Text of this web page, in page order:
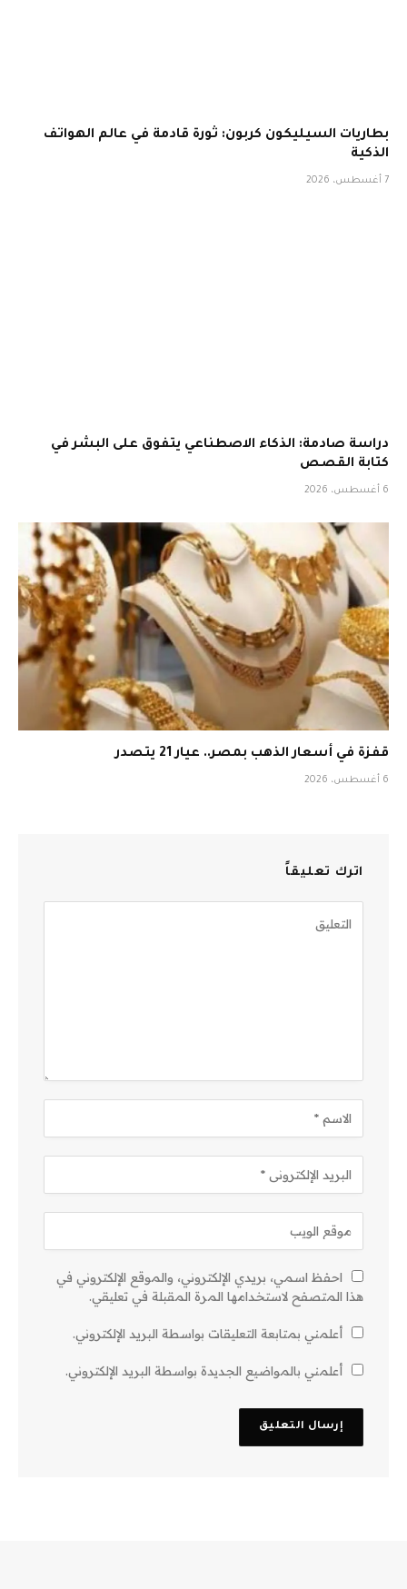
بطاريات السيليكون كربون: ثورة قادمة في عالم الهواتف
الذكية
7 أغسطس، 2026
دراسة صادمة: الذكاء الاصطناعي يتفوق على البشر في
كتابة القصص
6 أغسطس، 2026
قفزة في أسعار الذهب بمصر.. عيار 21 يتصدر
6 أغسطس، 2026
اترك تعليقاً
احفظ اسمي، بريدي الإلكتروني، والموقع الإلكتروني في
هذا المتصفح لاستخدامها المرة المقبلة في تعليقي.
أعلمني بمتابعة التعليقات بواسطة البريد الإلكتروني.
أعلمني بالمواضيع الجديدة بواسطة البريد الإلكتروني.